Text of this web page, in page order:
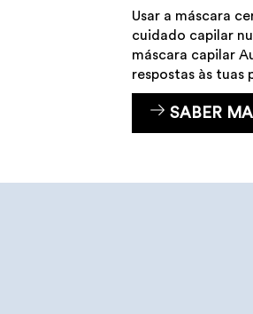
Usar a máscara
cuidado capilar
máscara capilar
respostas às tuas
SABER